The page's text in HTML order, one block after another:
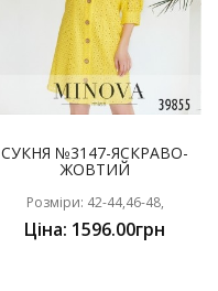
СУКНЯ №3147-ЯСКРАВО-
ЖОВТИЙ
Розміри: 42-44,46-48,
Ціна: 1596.00грн